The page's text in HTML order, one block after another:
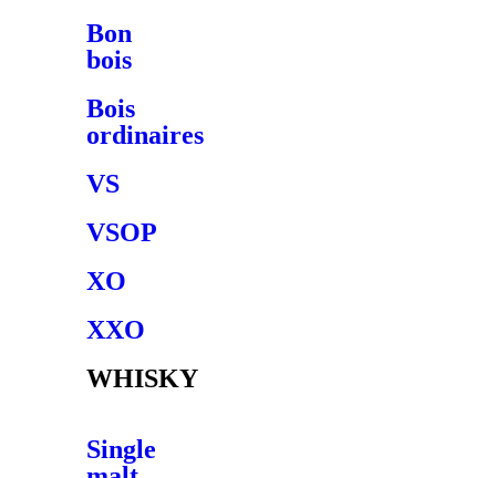
Bon
bois
Bois
ordinaires
VS
VSOP
XO
XXO
WHISKY
Single